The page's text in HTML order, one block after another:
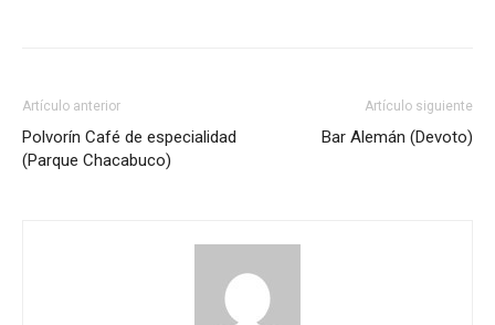
Artículo anterior
Polvorín Café de especialidad
(Parque Chacabuco)
Artículo siguiente
Bar Alemán (Devoto)